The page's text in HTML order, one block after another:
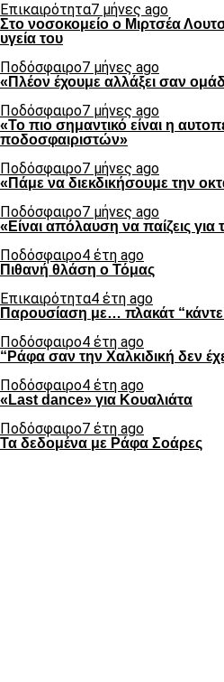
Επικαιρότητα7 μήνες ago
Στο νοσοκομείο ο Μιρτσέα
υγεία του
Ποδόσφαιρο7 μήνες ago
«Πλέον έχουμε αλλάξει σαν
Ποδόσφαιρο7 μήνες ago
«Το πιο σημαντικό είναι η
ποδοσφαιριστών»
Ποδόσφαιρο7 μήνες ago
«Πάμε να διεκδικήσουμε την
Ποδόσφαιρο7 μήνες ago
«Είναι απόλαυση να παίζεις
Ποδόσφαιρο4 έτη ago
Πιθανή θλάση ο Τόμας
Επικαιρότητα4 έτη ago
Παρουσίαση με… πλακάτ
Ποδόσφαιρο4 έτη ago
“Ράφα σαν την Χαλκιδική δεν
Ποδόσφαιρο4 έτη ago
«Last dance» για Κουαλιάτα
Ποδόσφαιρο7 έτη ago
Τα δεδομένα με Ράφα Σοάρες